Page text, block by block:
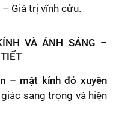
Giá trị vĩnh cửu.
VÀ ÁNH SÁNG –
– mặt kính đỏ xuyên
sang trọng và hiện